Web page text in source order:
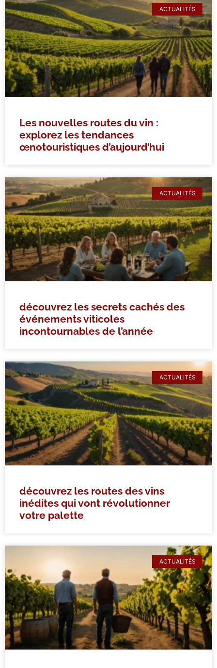
ACTUALITÉS
Les nouvelles routes du vin :
explorez les tendances
œnotouristiques d’aujourd’hui
ACTUALITÉS
découvrez les secrets cachés des
événements viticoles
incontournables de l’année
ACTUALITÉS
découvrez les routes des vins
inédites qui vont révolutionner
votre palette
ACTUALITÉS